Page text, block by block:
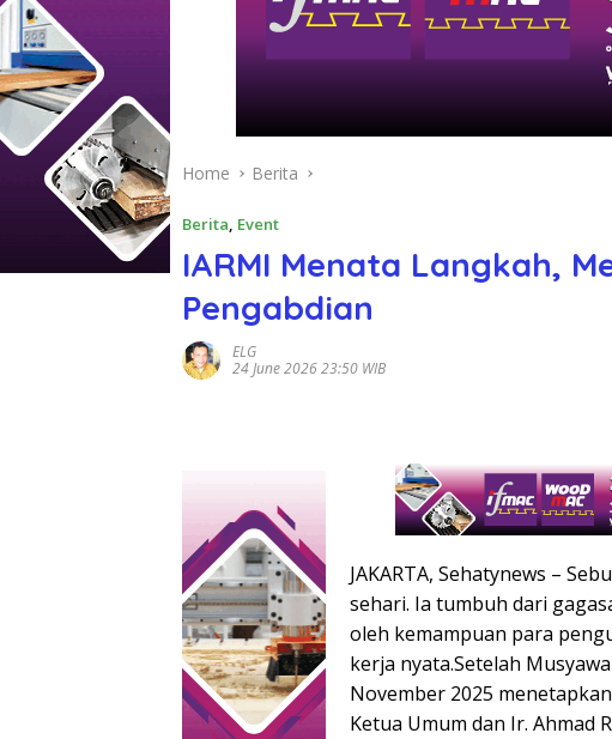
Home Berita
Berita, Event
IARMI Menata Langkah,
Pengabdian
ELG
24 June 2026 23:50 WIB
JAKARTA, Sehatynews –
sehari. Ia tumbuh dari
oleh kemampuan para
kerja nyata.Setelah
November 2025
Ketua Umum dan Ir. Ahmad